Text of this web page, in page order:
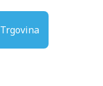
Trgovina